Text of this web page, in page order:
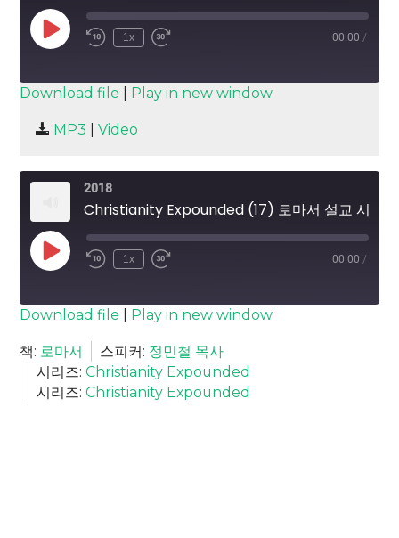
Play
Episode
1x 00:00 /
SUBSCRIBE
RSS FEED
SHARE
Download file Play in new window
MP3 Video
2018
Play
Episode
1x 00:00 /
SUBSCRIBE
RSS FEED
SHARE
LINK
Download file Play in new window
책: 로마서 스피커: 정민철 목사
시리즈: Christianity Expounded
시리즈: Christianity Expounded